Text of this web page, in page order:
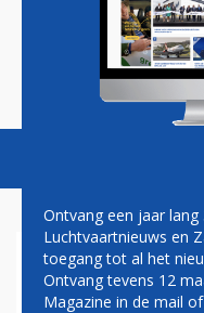
Magazine
MH17
Ontvang een jaar
Luchtvaartnieuws en
toegang tot al het
Ontvang tevens 12
Magazine in de mail